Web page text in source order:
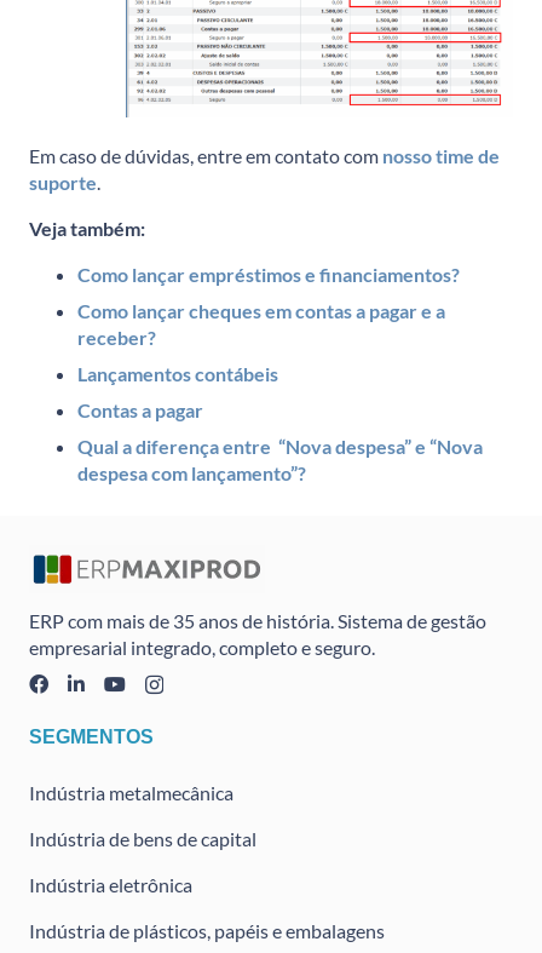
Em caso de dúvidas, entre em contato com nosso time de
suporte.
Veja também:
Como lançar empréstimos e financiamentos?
Como lançar cheques em contas a pagar e a
receber?
Lançamentos contábeis
Contas a pagar
Qual a diferença entre “Nova despesa” e “Nova
despesa com lançamento”?
ERP com mais de 35 anos de história. Sistema de gestão
empresarial integrado, completo e seguro.
SEGMENTOS
Indústria metalmecânica
Indústria de bens de capital
Indústria eletrônica
Indústria de plásticos, papéis e embalagens